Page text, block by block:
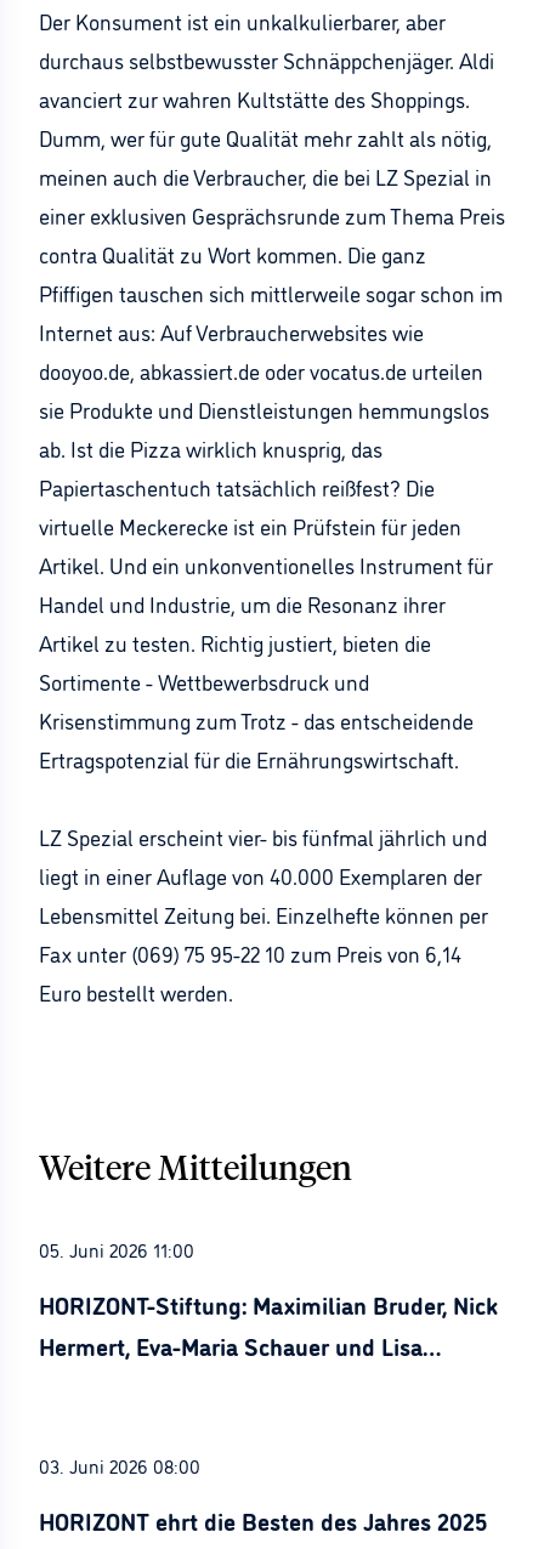
Der Konsument ist ein unkalkulierbarer, aber
durchaus selbstbewusster Schnäppchenjäger. Aldi
avanciert zur wahren Kultstätte des Shoppings.
Dumm, wer für gute Qualität mehr zahlt als nötig,
meinen auch die Verbraucher, die bei LZ Spezial in
einer exklusiven Gesprächsrunde zum Thema Preis
contra Qualität zu Wort kommen. Die ganz
Pfiffigen tauschen sich mittlerweile sogar schon im
Internet aus: Auf Verbraucherwebsites wie
dooyoo.de, abkassiert.de oder vocatus.de urteilen
sie Produkte und Dienstleistungen hemmungslos
ab. Ist die Pizza wirklich knusprig, das
Papiertaschentuch tatsächlich reißfest? Die
virtuelle Meckerecke ist ein Prüfstein für jeden
Artikel. Und ein unkonventionelles Instrument für
Handel und Industrie, um die Resonanz ihrer
Artikel zu testen. Richtig justiert, bieten die
Sortimente - Wettbewerbsdruck und
Krisenstimmung zum Trotz - das entscheidende
Ertragspotenzial für die Ernährungswirtschaft.
LZ Spezial erscheint vier- bis fünfmal jährlich und
liegt in einer Auflage von 40.000 Exemplaren der
Lebensmittel Zeitung bei. Einzelhefte können per
Fax unter (069) 75 95-22 10 zum Preis von 6,14
Euro bestellt werden.
Weitere Mitteilungen
05. Juni 2026 11:00
HORIZONT-Stiftung: Maximilian Bruder, Nick
Hermert, Eva-Maria Schauer und Lisa
03. Juni 2026 08:00
HORIZONT ehrt die Besten des Jahres 2025